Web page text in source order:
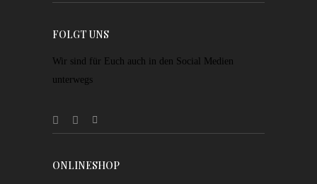
FOLGT UNS
Wir sind für Euch auch in den Social Medien
unterwegs
ONLINESHOP